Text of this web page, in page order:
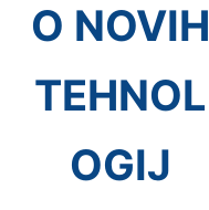
O NOVIH
TEHNOL
OGIJ